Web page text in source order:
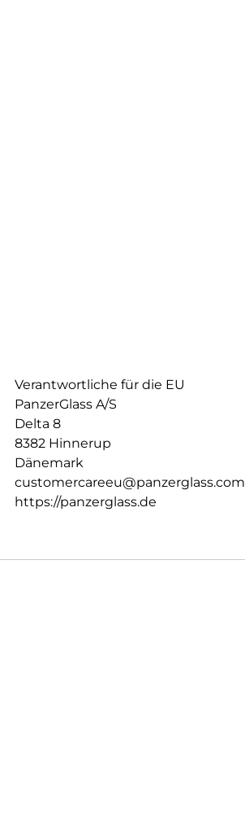
Verantwortliche für die EU
PanzerGlass A/S
Delta 8
8382 Hinnerup
Dänemark
customercareeu@panzerglass.com
https://panzerglass.de